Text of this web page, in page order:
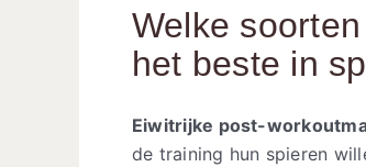
Welke
het beste in
Eiwitrijke post-
de training hun spieren